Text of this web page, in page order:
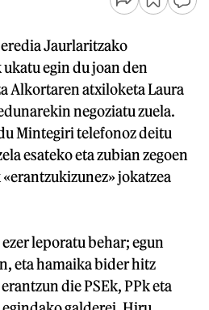
Jaurlaritzako
egin du joan den
Alkortaren atxiloketa Laura
negoziatu zuela.
Mintegiri telefonoz deitu
esateko eta zubian zegoen
jokatzea
leporatu behar; egun
eta hamaika bider hitz
die PSEk, PPk eta